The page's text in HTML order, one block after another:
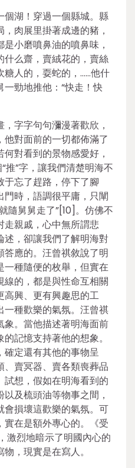
個湖！穿過一個縣城。縣
肉展里掛著成邊的豬，
小磨噴鼻油的噴鼻味，
什么齋，賣絨花的，賣絲
糖人的，耍蛇的，……他什
勁地推他：“快走！快
字字句句瀰漫著歡欣，
對面前的一切都佈滿了
對看到的景物感愛好，
推”字，讓我們清楚明海不
于忘了趕路，停下了腳
時，語調很平庸，只闡
隨舅舅走了”[10]。仿佛不
走親戚，心中無所謂悲
述，卻讓我們了解明海對
應的。汪曾祺敘說了明
一種隨便的枚舉，但實在
的，都是與性命互相關
高興、更有興趣思的工
一種歡樂的氣氛。汪曾祺
象。當他描述著明海面前
記憶支持著他的想象。
定還有其他的事物呈
賣冥器、賣各類喪葬品
想，假如在明海看到的
及梳頭油等物事之間，
會損壞這歡樂的氣氛。可
在是額外專心的。《受
激烈地暗示了明國內心的
，現實是在寫人。